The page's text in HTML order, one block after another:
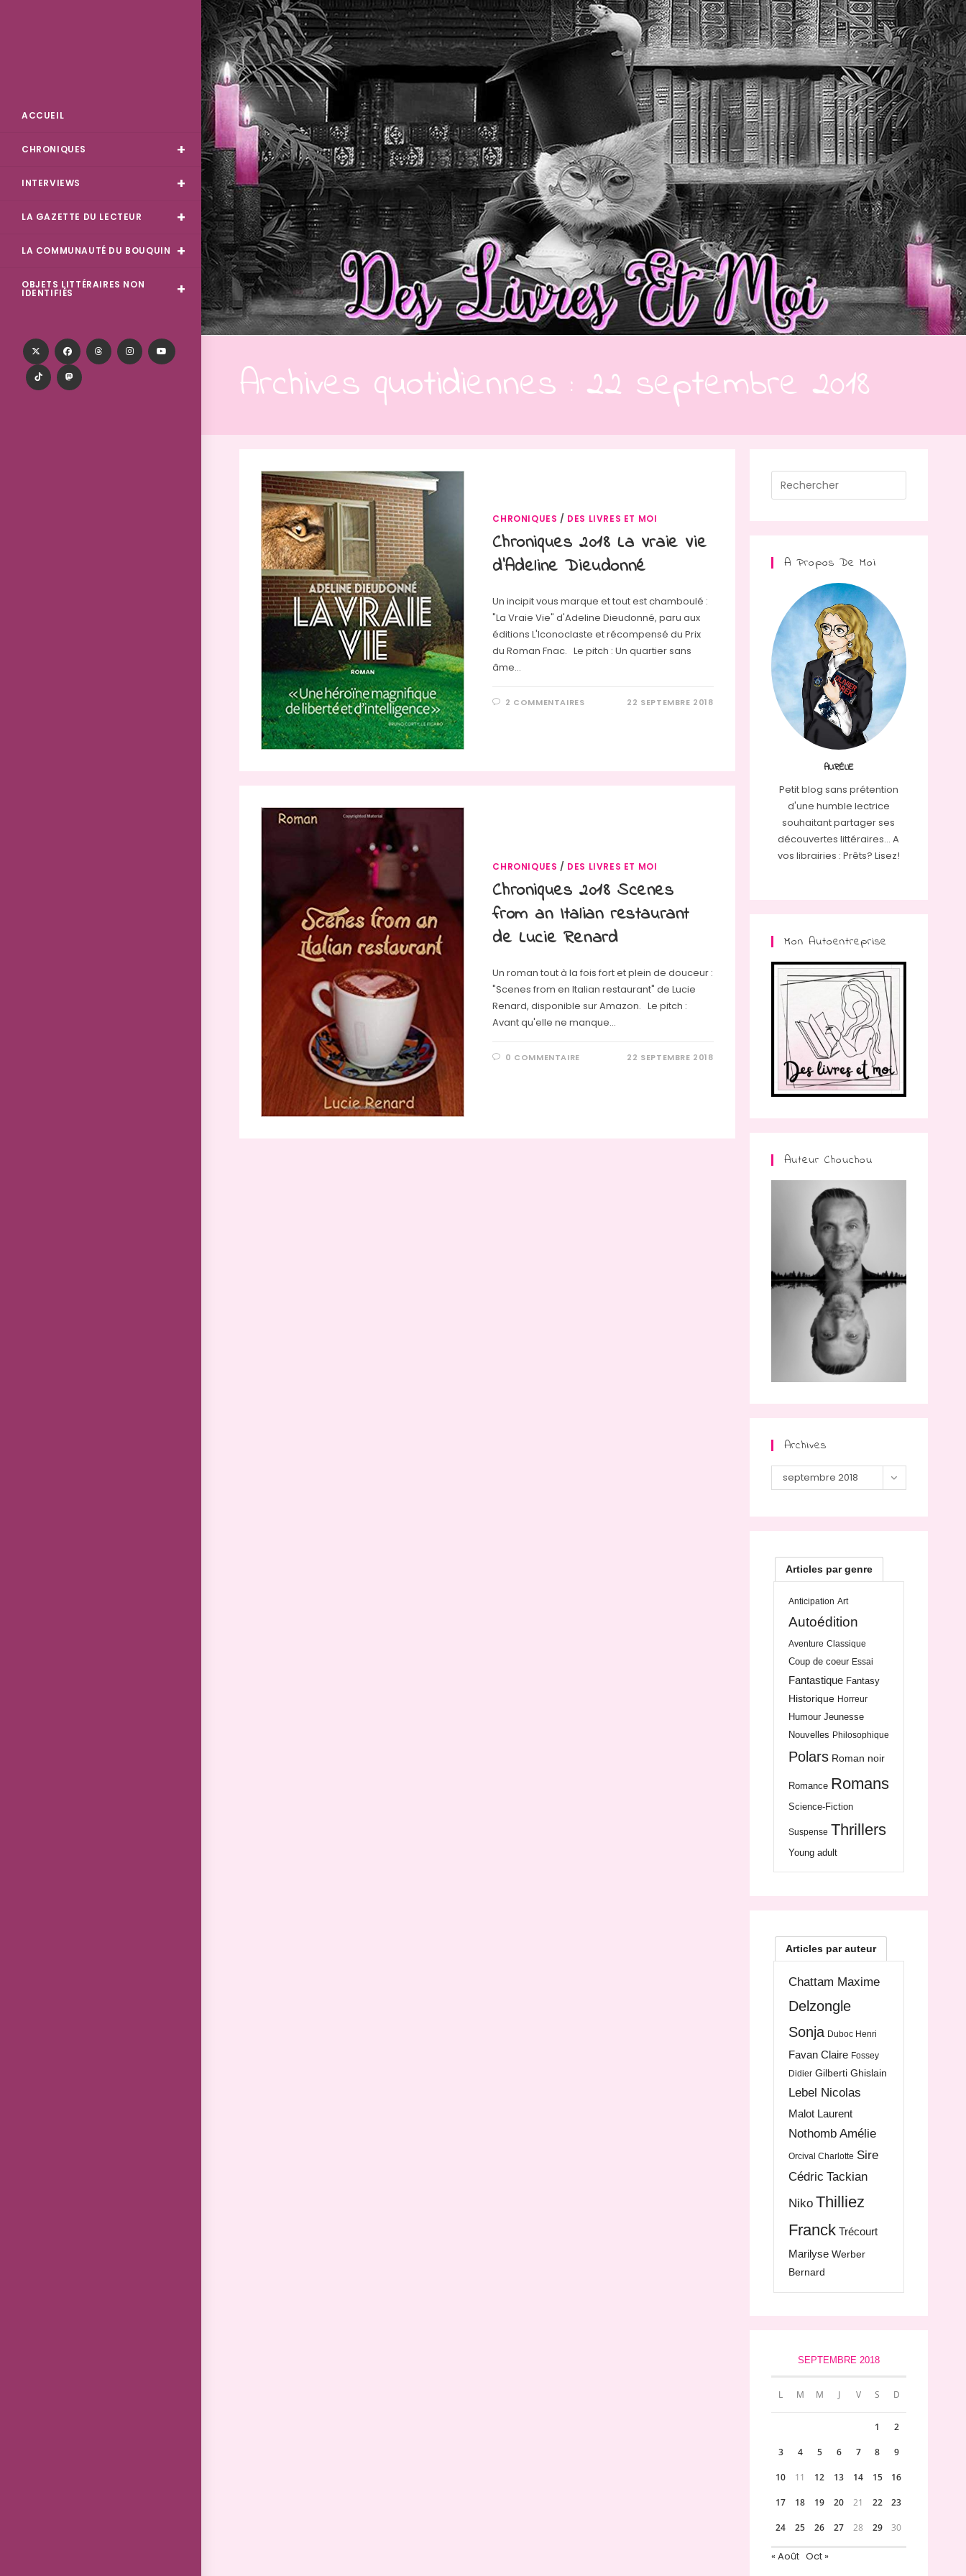
Skip
to
content
ACCUEIL
CHRONIQUES
INTERVIEWS
LA GAZETTE DU LECTEUR
LA COMMUNAUTÉ DU BOUQUIN
OBJETS LITTÉRAIRES NON
IDENTIFIÉS
Archives quotidiennes : 22 septembre 2018
CHRONIQUES / DES LIVRES ET MOI
Chroniques 2018 La Vraie Vie
d’Adeline Dieudonné
Un incipit vous marque et tout est chamboulé :
"La Vraie Vie" d'Adeline Dieudonné, paru aux
éditions L'Iconoclaste et récompensé du Prix
du Roman Fnac. Le pitch : Un quartier sans
âme…
2 COMMENTAIRES 22 SEPTEMBRE 2018
CHRONIQUES / DES LIVRES ET MOI
Chroniques 2018 Scenes
from an Italian restaurant
de Lucie Renard
Un roman tout à la fois fort et plein de douceur :
"Scenes from en Italian restaurant" de Lucie
Renard, disponible sur Amazon. Le pitch :
Avant qu'elle ne manque…
0 COMMENTAIRE 22 SEPTEMBRE 2018
Escape
A Propos De Moi
AURÉLIE
Petit blog sans prétention
d'une humble lectrice
souhaitant partager ses
découvertes littéraires... A
vos librairies : Prêts? Lisez!
Mon Autoentreprise
Auteur Chouchou
Archives
Archives
septembre 2018
Articles par genre
Anticipation Art
Autoédition
Aventure Classique
Coup de coeur Essai
Fantastique Fantasy
Historique Horreur
Humour Jeunesse
Nouvelles Philosophique
Polars Roman noir
Romance Romans
Science-Fiction
Suspense Thrillers
Young adult
Articles par auteur
Chattam Maxime
Delzongle
Sonja Duboc Henri
Favan Claire Fossey
Didier Gilberti Ghislain
Lebel Nicolas
Malot Laurent
Nothomb Amélie
Orcival Charlotte Sire
Cédric Tackian
Niko Thilliez
Franck Trécourt
Marilyse Werber
Bernard
SEPTEMBRE 2018
L M M J V S D
1 2
3 4 5 6 7 8 9
10 11 12 13 14 15 16
17 18 19 20 21 22 23
24 25 26 27 28 29 30
« Août Oct »